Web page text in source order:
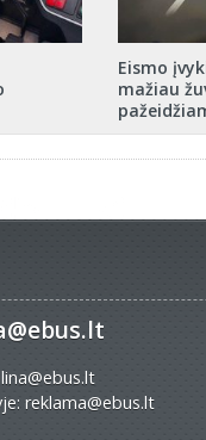
Eismo
mažiau
reklama@ebus.lt